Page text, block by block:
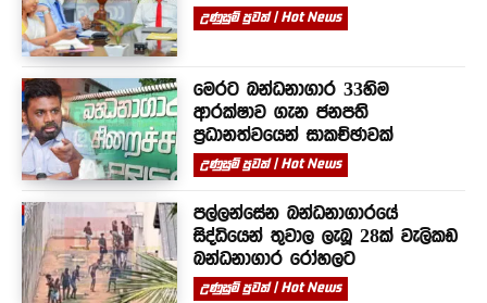
උණුසුම් පුවත් | Hot News
මෙරට බන්ධනාගාර 33හිම
ආරක්ෂාව ගැන ජනපති
ප්‍රධානත්වයෙන් සාකච්ඡාවක්
උණුසුම් පුවත් | Hot News
පල්ලන්සේන බන්ධනාගාරයේ
සිද්ධියෙන් තුවාල ලැබූ 28ක් වැලිකඩ
බන්ධනාගාර රෝහලට
උණුසුම් පුවත් | Hot News